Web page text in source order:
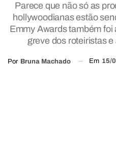
Parece que não só as
hollywoodianas estão
Emmy Awards também
greve dos roteiristas
Por Bruna Machado Em 15/